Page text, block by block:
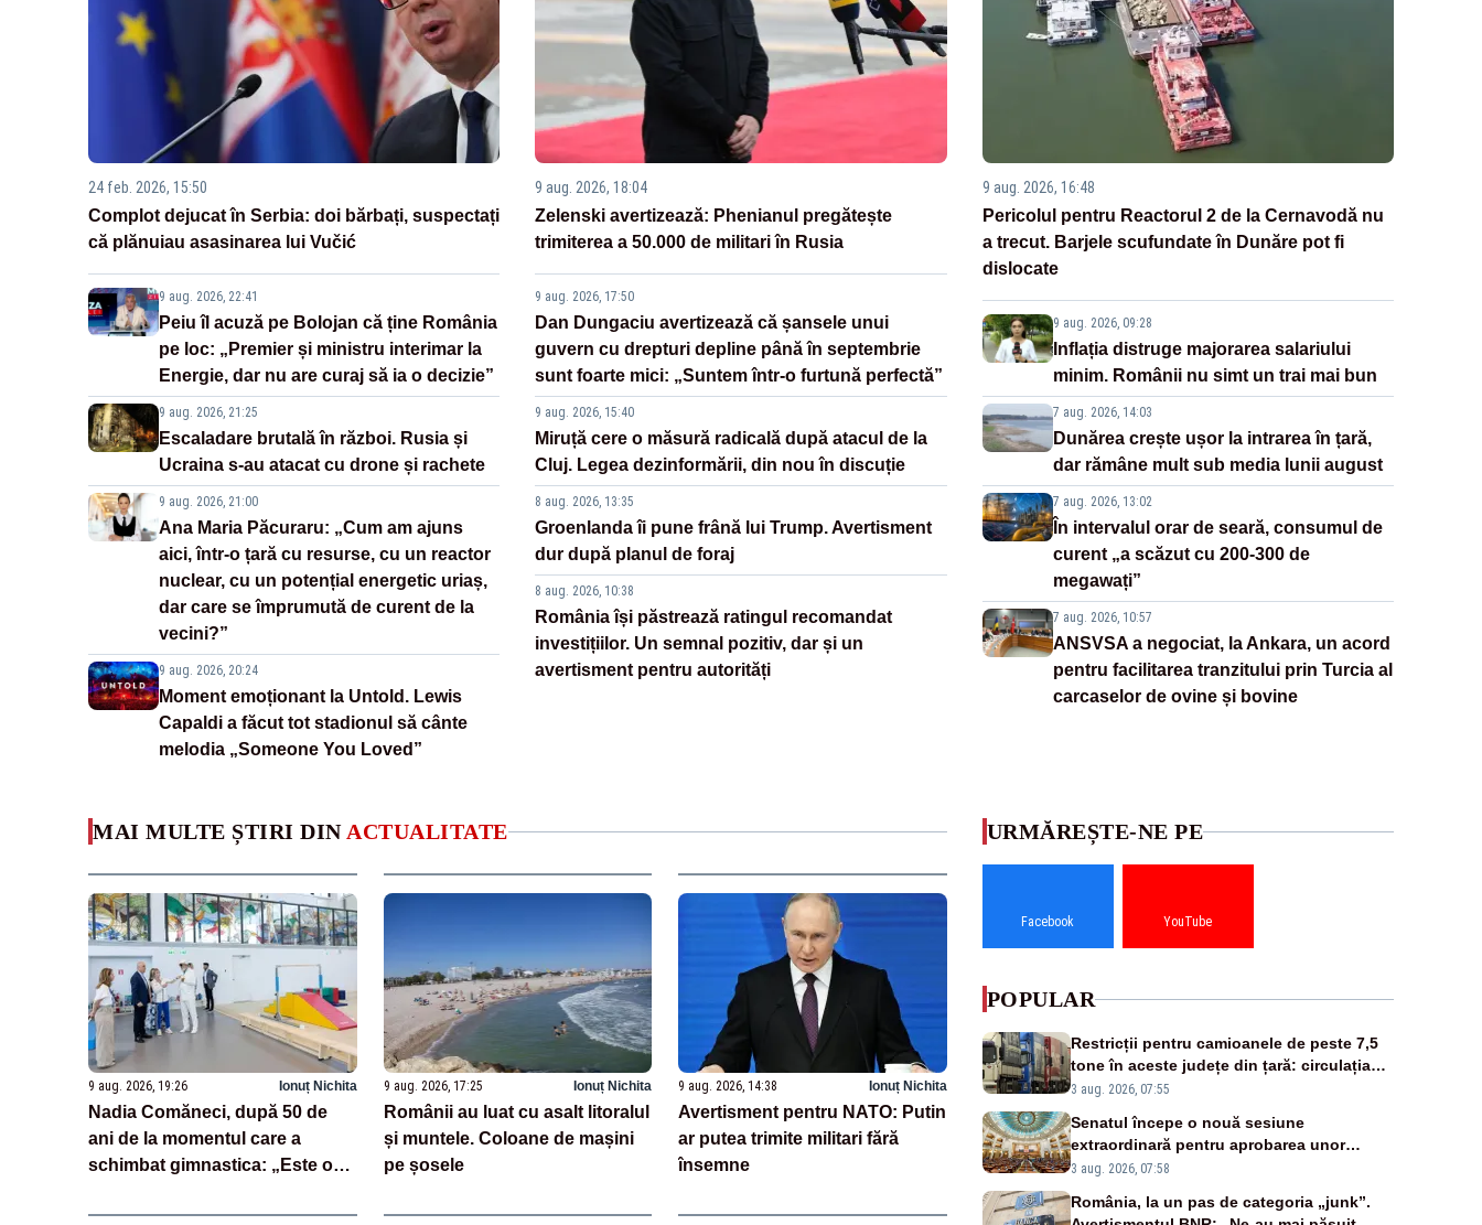
24 feb. 2026, 15:50
Complot dejucat în Serbia: doi bărbați, suspectați
că plănuiau asasinarea lui Vučić
9 aug. 2026, 22:41
Peiu îl acuză pe Bolojan că ține România
pe loc: „Premier și ministru interimar la
Energie, dar nu are curaj să ia o decizie”
9 aug. 2026, 21:25
Escaladare brutală în război. Rusia și
Ucraina s-au atacat cu drone și rachete
9 aug. 2026, 21:00
Ana Maria Păcuraru: „Cum am ajuns
aici, într-o țară cu resurse, cu un reactor
nuclear, cu un potențial energetic uriaș,
dar care se împrumută de curent de la
vecini?”
9 aug. 2026, 20:24
Moment emoționant la Untold. Lewis
Capaldi a făcut tot stadionul să cânte
melodia „Someone You Loved”
9 aug. 2026, 18:04
Zelenski avertizează: Phenianul pregătește
trimiterea a 50.000 de militari în Rusia
9 aug. 2026, 17:50
Dan Dungaciu avertizează că șansele unui
guvern cu drepturi depline până în septembrie
sunt foarte mici: „Suntem într-o furtună perfectă”
9 aug. 2026, 15:40
Miruță cere o măsură radicală după atacul de la
Cluj. Legea dezinformării, din nou în discuție
8 aug. 2026, 13:35
Groenlanda îi pune frână lui Trump. Avertisment
dur după planul de foraj
8 aug. 2026, 10:38
România își păstrează ratingul recomandat
investițiilor. Un semnal pozitiv, dar și un
avertisment pentru autorități
9 aug. 2026, 16:48
Pericolul pentru Reactorul 2 de la Cernavodă nu
a trecut. Barjele scufundate în Dunăre pot fi
dislocate
9 aug. 2026, 09:28
Inflația distruge majorarea salariului
minim. Românii nu simt un trai mai bun
7 aug. 2026, 14:03
Dunărea crește ușor la intrarea în țară,
dar rămâne mult sub media lunii august
7 aug. 2026, 13:02
În intervalul orar de seară, consumul de
curent „a scăzut cu 200-300 de
megawați”
7 aug. 2026, 10:57
ANSVSA a negociat, la Ankara, un acord
pentru facilitarea tranzitului prin Turcia al
carcaselor de ovine și bovine
MAI MULTE ȘTIRI DIN ACTUALITATE
9 aug. 2026, 19:26 Ionuț Nichita
Nadia Comăneci, după 50 de
ani de la momentul care a
schimbat gimnastica: „Este o
9 aug. 2026, 17:25 Ionuț Nichita
Românii au luat cu asalt litoralul
și muntele. Coloane de mașini
pe șosele
9 aug. 2026, 14:38 Ionuț Nichita
Avertisment pentru NATO: Putin
ar putea trimite militari fără
însemne
URMĂREȘTE-NE PE
Facebook YouTube
POPULAR
Restricții pentru camioanele de peste 7,5
tone în aceste județe din țară: circulația
este interzisă luni, între orele 12:00 și
3 aug. 2026, 07:55
Senatul începe o nouă sesiune
extraordinară pentru aprobarea unor
jaloane din PNRR
3 aug. 2026, 07:58
România, la un pas de categoria „junk”.